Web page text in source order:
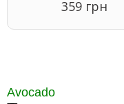
359 грн
Avocado